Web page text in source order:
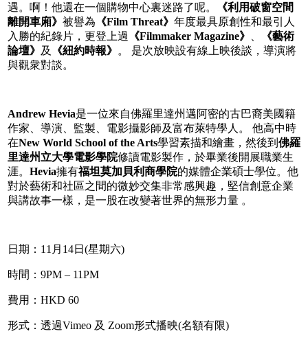
遇。啊！他還在一個購物中心裏迷路了呢。
《利用破窗空間
離開車廂》 被譽為 《Film Threat》 年度最具原創性和最引人
入勝的紀錄片，更登上過
《Filmmaker Magazine》
《藝術
論壇》 及 《紐約時報》 。 是次放映設有線上映後談，導演將
與觀衆對談。
Andrew Hevia是一位來自佛羅里達州邁阿密的古巴裔美國籍
作家、導演、監製、電影攝影師及富布萊特學人。 他高中時
在New World School of the Arts學習素描和繪畫，然後到 佛羅
里達州立大學電影學院修讀電影製作，於畢業後開展職業生
涯。 Hevia擁有福坦莫加貝利商學院的媒體企業碩士學位。他
對於藝術和社區之間的微妙交集非常感興趣，堅信創意企業
與講故事一樣，是一股在改變著世界的無形力量 。
日期：11月14日(星期六)
時間：9PM – 11PM
費用：HKD 60
形式：透過Vimeo 及 Zoom形式播映(名額有限)